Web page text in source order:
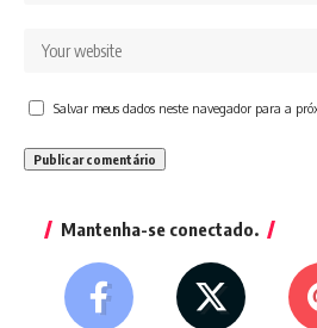
Salvar meus dados neste navegador para a
Mantenha-se conectado.